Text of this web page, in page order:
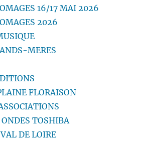
16/17 MAI 2026
2026
MERES
FLORAISON
TOSHIBA
DE LOIRE